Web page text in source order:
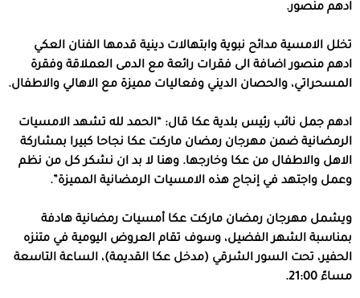
ادهم منصور.
تخلل الامسية مدائح نبوية وابتهالات دينية قدمها الفنان العكي
ادهم منصور اضافة الى فقرات رائعة مع الدمى العملاقة وفقرة
المسحراتي، والحصان الديني وفعاليات مميزة مع الاهالي والاطفال.
ادهم جمل نائب رئيس بلدية عكا قال: “الحمد لله تشهد الامسيات
الرمضانية ضمن مهرجان رمضان ماركت عكا نجاحا كبيرا بمشاركة
الاهل والاطفال من عكا وخارجها. وهنا لا بد ان نشكر كل من نظم
وعمل واجتهد في إنجاح هذه الامسيات الرمضانية المميزة”.
ويشمل مهرجان رمضان ماركت عكا أمسيات رمضانية هادفة
بمناسبة الشهر الفضيل، وسوف تقام العروض اليومية في متنزه
الحفير، تحت السور الشرقي (مدخل عكا القديمة)، الساعة التاسعة
مساءً 21:00.